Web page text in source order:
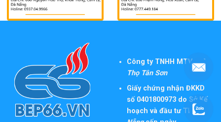
Công ty TNHH MTV TM
Thọ Tân Sơn
Giấy chứng nhận ĐKKD
số 0401800973 do Sở Kế
hoạch và đầu tư TPĐà